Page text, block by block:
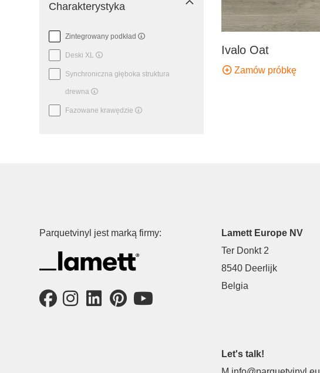
Charakterystyka
Zintegrowany podkład
Deski XL
Synchroniczna głęboka struktura
drewna
Fazowane krawędzie
Ivalo Oat
Zamów próbkę
Parquetvinyl jest marką firmy:
Lamett Europe NV
Ter Donkt 2
8540 Deerlijk
Belgia
Let's talk!